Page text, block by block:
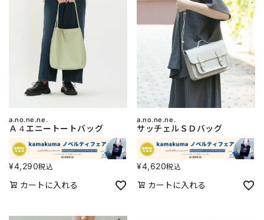
a.no.ne.ne.
Ａ４エニートートバッグ
¥4,290税込
カートに入れる
a.no.ne.ne.
サッチェルＳＤバッグ
¥4,620税込
カートに入れる